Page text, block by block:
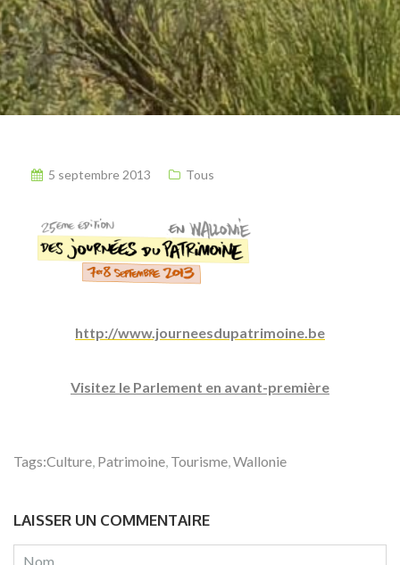
5 septembre 2013 Tous
http://www.journeesdupatrimoine.be
Visitez le Parlement en avant-première
Tags:Culture, Patrimoine, Tourisme,Wallonie
LAISSER UN COMMENTAIRE